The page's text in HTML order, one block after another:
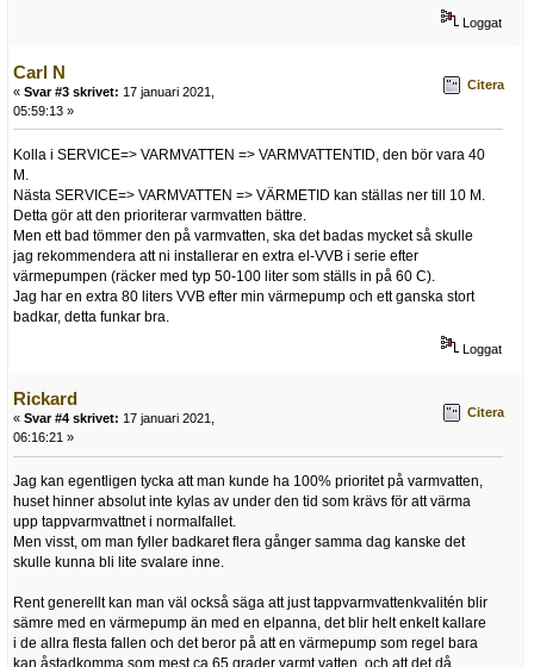
Loggat
Carl N
« Svar #3 skrivet: 17 januari 2021,
05:59:13 »
Citera
Kolla i SERVICE=> VARMVATTEN => VARMVATTENTID, den bör vara 40
M.
Nästa SERVICE=> VARMVATTEN => VÄRMETID kan ställas ner till 10 M.
Detta gör att den prioriterar varmvatten bättre.
Men ett bad tömmer den på varmvatten, ska det badas mycket så skulle
jag rekommendera att ni installerar en extra el-VVB i serie efter
värmepumpen (räcker med typ 50-100 liter som ställs in på 60 C).
Jag har en extra 80 liters VVB efter min värmepump och ett ganska stort
badkar, detta funkar bra.
Loggat
Rickard
« Svar #4 skrivet: 17 januari 2021,
06:16:21 »
Citera
Jag kan egentligen tycka att man kunde ha 100% prioritet på varmvatten,
huset hinner absolut inte kylas av under den tid som krävs för att värma
upp tappvarmvattnet i normalfallet.
Men visst, om man fyller badkaret flera gånger samma dag kanske det
skulle kunna bli lite svalare inne.
Rent generellt kan man väl också säga att just tappvarmvattenkvalitén blir
sämre med en värmepump än med en elpanna, det blir helt enkelt kallare
i de allra flesta fallen och det beror på att en värmepump som regel bara
kan åstadkomma som mest ca 65 grader varmt vatten, och att det då